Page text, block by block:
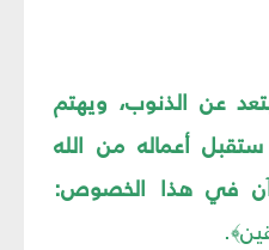
عن الذنوب، ويهتم
ستقبل أعماله من الله
في هذا الخصوص:
﴾.